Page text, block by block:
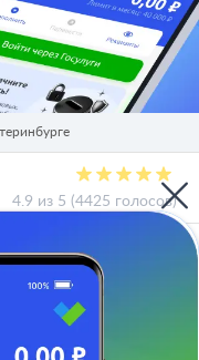
4.9 из 5 (4425 голосов)
Вакансии